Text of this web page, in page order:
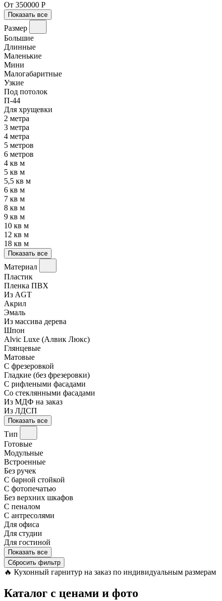
От 350000 Р
Показать все
Размер
Большие
Длинные
Маленькие
Мини
Малогабаритные
Узкие
Под потолок
П-44
Для хрущевки
2 метра
3 метра
4 метра
5 метров
6 метров
4 кв м
5 кв м
5,5 кв м
6 кв м
7 кв м
8 кв м
9 кв м
10 кв м
12 кв м
18 кв м
Показать все
Материал
Пластик
Пленка ПВХ
Из AGT
Акрил
Эмаль
Из массива дерева
Шпон
Alvic Luxe (Алвик Люкс)
Глянцевые
Матовые
С фрезеровкой
Гладкие (без фрезеровки)
С рифлеными фасадами
Со стеклянными фасадами
Из МДФ на заказ
Из ЛДСП
Показать все
Тип
Готовые
Модульные
Встроенные
Без ручек
С барной стойкой
С фотопечатью
Без верхних шкафов
С пеналом
С антресолями
Для офиса
Для студии
Для гостиной
Показать все
Сбросить фильтр
🔥 Кухонный гарнитур на заказ по индивидуальным размерам
Каталог с ценами и фото